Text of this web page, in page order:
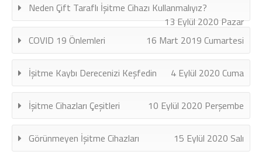
Neden Çift Taraflı İşitme Cihazı Kullanmalıyız?
13 Eylül 2020 Pazar
COVID 19 Önlemleri
16 Mart 2019 Cumartesi
İşitme Kaybı Derecenizi Keşfedin 4 Eylül 2020 Cuma
İşitme Cihazları Çeşitleri 10 Eylül 2020 Perşembe
Görünmeyen İşitme Cihazları 15 Eylül 2020 Salı